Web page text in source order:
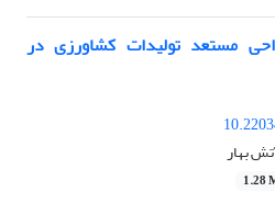
مستعد تولیدات کشاورزی در
بهار
1.28